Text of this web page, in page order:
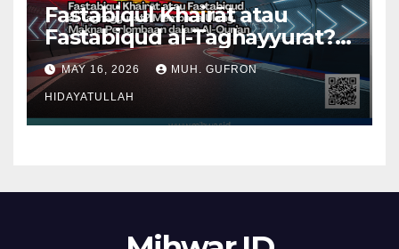
Fastabiqul Khairāt atau
Fastabiqud al-Taghayyurat?
Membaca Ulang Makna
Perlombaan dalam Al-Qur’an
MAY 16, 2026 MUH. GUFRON
HIDAYATULLAH